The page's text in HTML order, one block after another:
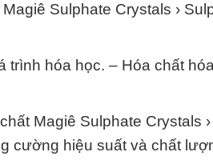
Sulphate Crystals ›
hóa học. – Hóa chất
Magiê Sulphate Crystals
cường hiệu suất và chất